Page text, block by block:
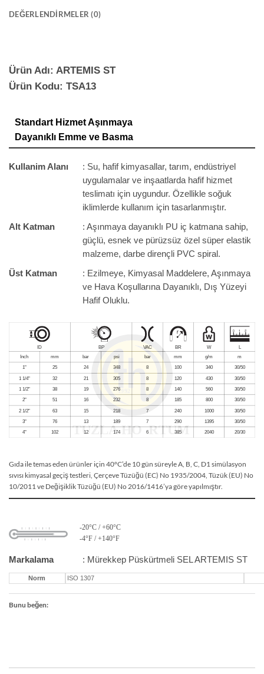
DEĞERLENDIRMELER (0)
Ürün Adı: ARTEMIS ST
Ürün Kodu: TSA13
Standart Hizmet Aşınmaya
Dayanıklı Emme ve Basma
Kullanim Alanı
: Su, hafif kimyasallar, tarım, endüstriyel
uygulamalar ve inşaatlarda hafif hizmet
teslimatı için uygundur. Özellikle soğuk
iklimlerde kullanım için tasarlanmıştır.
Alt Katman
: Aşınmaya dayanıklı PU iç katmana sahip,
güçlü, esnek ve pürüzsüz özel süper elastik
malzeme, darbe dirençli PVC spiral.
Üst Katman
: Ezilmeye, Kimyasal Maddelere, Aşınmaya
ve Hava Koşullarına Dayanıklı, Dış Yüzeyi
Hafif Oluklu.
Gıda ile temas eden ürünler için 40°C’de 10 gün süreyle A, B, C, D1 simülasyon
sıvısı kimyasal geçiş testleri, Çerçeve Tüzüğü (EC) No 1935/2004, Tüzük (EU) No
10/2011 ve Değişiklik Tüzüğü (EU) No 2016/1416’ya göre yapılmıştır.
-20°C / +60°C
-4°F / +140°F
Markalama : Mürekkep Püskürtmeli SEL ARTEMIS ST
Norm ISO 1307
Bunu beğen: